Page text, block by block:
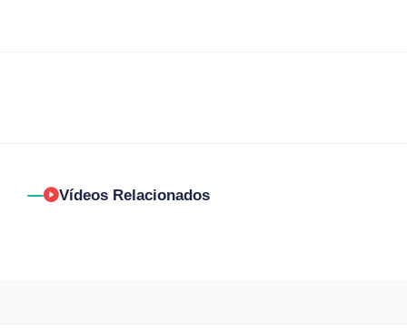
Vídeos Relacionados